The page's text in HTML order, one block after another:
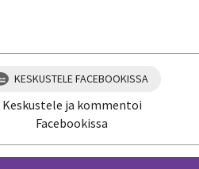
KESKUSTELE FACEBOOKISSA
Keskustele ja kommentoi
Facebookissa